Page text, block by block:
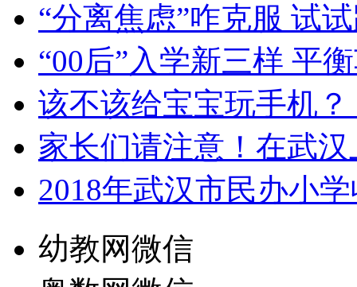
“分离焦虑”咋克服 试
“00后”入学新三样 平
该不该给宝宝玩手机
家长们请注意！在武
2018年武汉市民办小
幼教网微信